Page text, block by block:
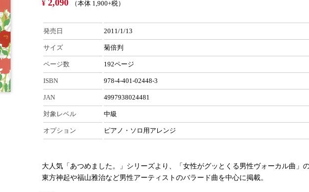
¥ 2,090 （本体 1,900+税）
発売日 2011/1/13
サイズ 菊倍判
ページ数 192ページ
ISBN 978-4-401-02448-3
JAN 4997938024481
対象レベル 中級
オプション ピアノ・ソロ用アレンジ
大人気「あつめました。」シリーズより、「女性がグッとくる男性ヴォーカル曲」
東方神起や福山雅治など男性アーティストのバラード曲を中心に掲載。